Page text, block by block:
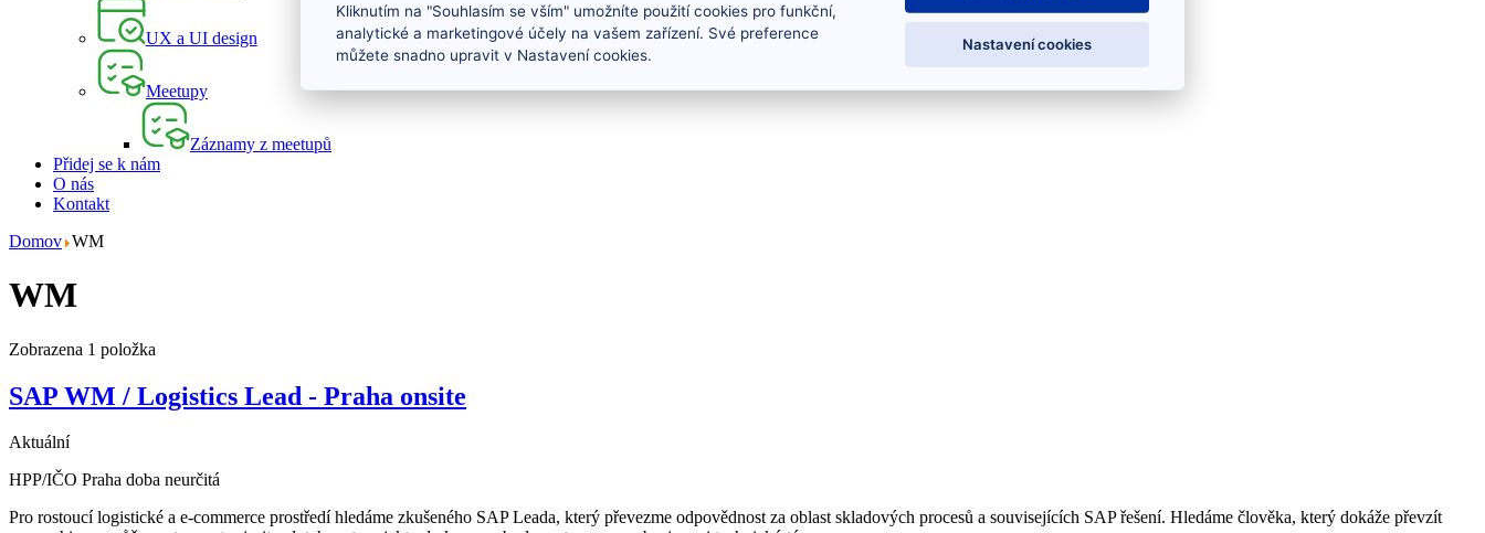
UX a UI design
Meetupy
Záznamy z meetupů
Přidej se k nám
O nás
Kontakt
Domov WM
WM
Zobrazena 1 položka
SAP WM / Logistics Lead - Praha onsite
Aktuální
HPP/IČO Praha doba neurčitá
Pro rostoucí logistické a e-commerce prostředí hledáme zkušeného SAP Leada, který převezme odpovědnost za oblast skladových procesů a souvisejících SAP řešení. Hledáme člověka, který dokáže převzít
Kliknutím na "Souhlasím se vším" umožníte použití cookies pro funkční,
analytické a marketingové účely na vašem zařízení. Své preference
můžete snadno upravit v Nastavení cookies.
Nastavení cookies